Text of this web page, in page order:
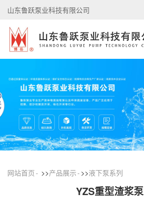
山东鲁跃泵业科技有限公司
阿里巴巴旺铺
网站首页 >>产品展示 >>液下泵系列
YZS重型渣浆泵